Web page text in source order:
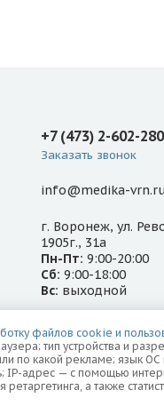
+7 (473) 2-602-280
Заказать звонок
info@medika-
г. Воронеж, ул.
1905г., 31а
Пн-Пт: 9:00-20:00
Сб: 9:00-18:00
Вс: выходной
ул. Бахметьева, 3а
Пн-Пт:9:00-20:00
Сб-Вс:9:00-18:00
файлов cookie и
тип устройства и
по какой рекламе; язык
IP-адрес — с помощью
а также